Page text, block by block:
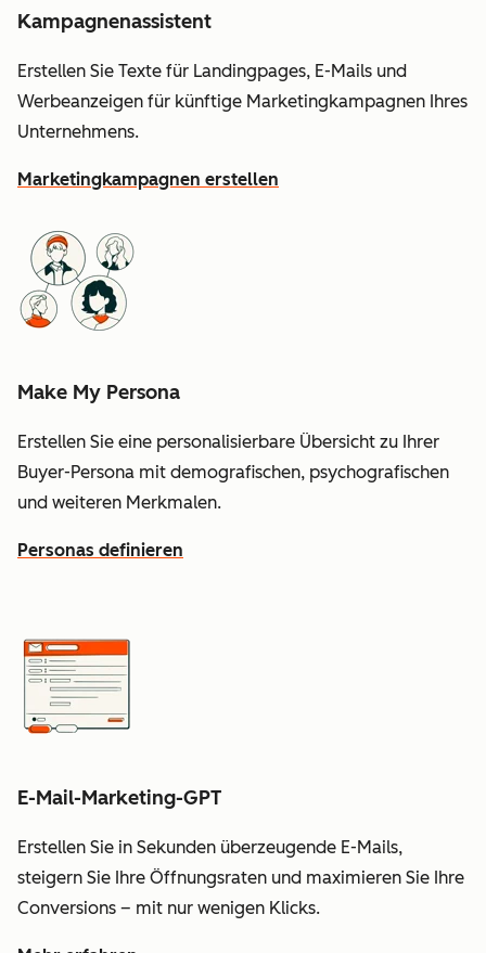
Kampagnenassistent
Erstellen Sie Texte für Landingpages, E-Mails und
Werbeanzeigen für künftige Marketingkampagnen Ihres
Unternehmens.
Marketingkampagnen erstellen
Make My Persona
Erstellen Sie eine personalisierbare Übersicht zu Ihrer
Buyer-Persona mit demografischen, psychografischen
und weiteren Merkmalen.
Personas definieren
E-Mail-Marketing-GPT
Erstellen Sie in Sekunden überzeugende E-Mails,
steigern Sie Ihre Öffnungsraten und maximieren Sie Ihre
Conversions – mit nur wenigen Klicks.